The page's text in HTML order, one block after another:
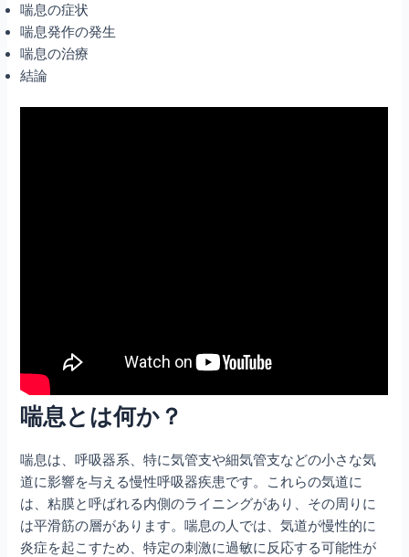
喘息の症状
喘息発作の発生
喘息の治療
結論
喘息とは何か？
喘息は、呼吸器系、特に気管支や細気管支などの小さな気
道に影響を与える慢性呼吸器疾患です。これらの気道に
は、粘膜と呼ばれる内側のライニングがあり、その周りに
は平滑筋の層があります。喘息の人では、気道が慢性的に
炎症を起こすため、特定の刺激に過敏に反応する可能性が